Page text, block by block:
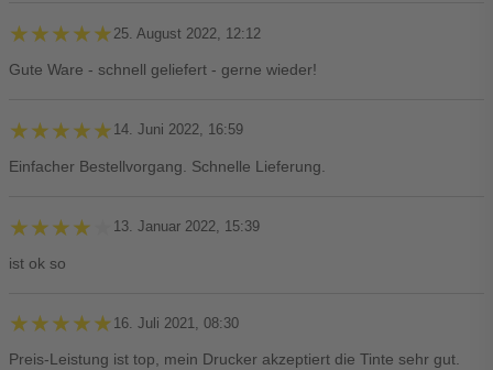
★★★★★
★★★★★ 25. August 2022, 12:12
Gute Ware - schnell geliefert - gerne wieder!
★★★★★
★★★★★ 14. Juni 2022, 16:59
Einfacher Bestellvorgang. Schnelle Lieferung.
★★★★★
★★★★★ 13. Januar 2022, 15:39
ist ok so
★★★★★
★★★★★ 16. Juli 2021, 08:30
Preis-Leistung ist top, mein Drucker akzeptiert die Tinte sehr gut.